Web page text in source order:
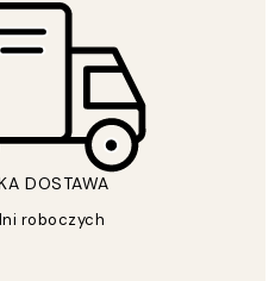
DOSTAWA
roboczych